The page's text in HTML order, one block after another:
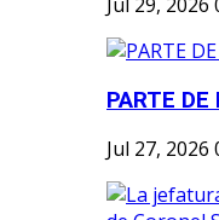
PARTE
Jul 27, 2026